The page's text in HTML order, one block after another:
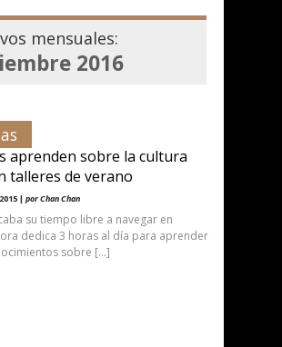
mensuales:
2016
aprenden sobre la cultura
talleres de verano
| por Chan Chan
su tiempo libre a navegar en
dedica 3 horas al día para aprender
sobre […]